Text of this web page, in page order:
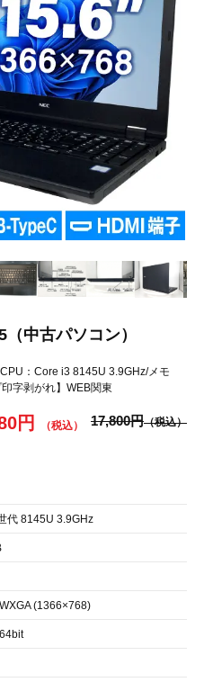
中古パソコン）
：Core i3 8145U 3.9GHz/メモ
字剥がれ】WEB関東
円 17,800円
代 8145U 3.9GHz
(1366×768)